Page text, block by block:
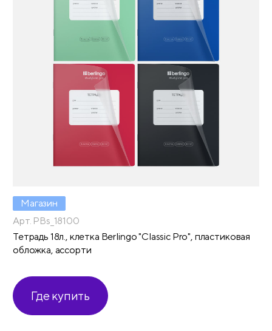
Магазин
Арт. PBs_18100
Тетрадь 18л., клетка Berlingo "Classic Pro", пластиковая
обложка, ассорти
Где купить